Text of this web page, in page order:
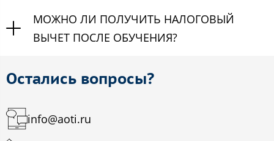
МОЖНО ЛИ ПОЛУЧИТЬ НАЛОГОВЫЙ
ВЫЧЕТ ПОСЛЕ ОБУЧЕНИЯ?
Остались вопросы?
info@aoti.ru